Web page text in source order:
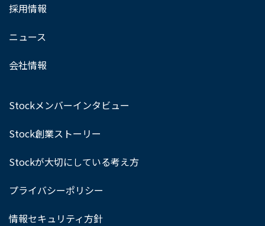
採用情報
ニュース
会社情報
Stockメンバーインタビュー
Stock創業ストーリー
Stockが大切にしている考え方
プライバシーポリシー
情報セキュリティ方針